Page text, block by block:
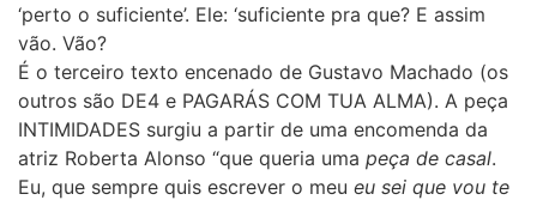
‘perto o suficiente’. Ele: ‘suficiente pra que? E assim
vão. Vão?
É o terceiro texto encenado de Gustavo Machado (os
outros são DE4 e PAGARÁS COM TUA ALMA). A peça
INTIMIDADES surgiu a partir de uma encomenda da
atriz Roberta Alonso “que queria uma peça de casal.
Eu, que sempre quis escrever o meu eu sei que vou te